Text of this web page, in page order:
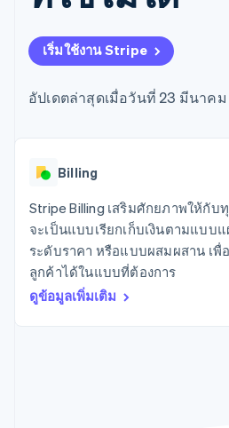
มากกว่า 125
รายการ
Authorization
ยกระดับการ
รวดเร็วขึ้น
ขายและ VAT
อัตโนมัติ
Revenue
Data
Pipeline
การซิงค์
ข้อมูล
การชำระเงินในแ
การจัดการเงิน
แพลตฟอร์ม
แวดวงครีเอเตอร์
เกม
การบริการ การเดิ
และสันทนาการ
ประกันภัย
สื่อและความบันเทิง
องค์กรไม่แสวงผลก
ภาครัฐ
จัดการการชำระเงิ
เสนอการเรียกเก็บเ
การใช้งาน
รองรับอยู่
จัดเตรียมและจัดก
การเชื่อมต่อการท
แอป
ตัวอย่างโค้ด
บล็อกของนักพัฒนา
สถานะ API
บริษัท
แผนงานผลิตภัณฑ์
การประชุมประจำ
เซสชัน
การติดต่อ
ติดต่อฝ่ายขาย
สมัครเป็นพาร์ทเน
เริ่มใช้งาน Stripe
อัปเดตล่าสุดเมื่อวันที่ 23 มีนาค
Billing
Stripe Billing เสริมศักยภาพให้กับ
จะเป็นแบบเรียกเก็บเงินตามแบบ
ระดับราคา หรือแบบผสมผสาน เ
ลูกค้าได้ในแบบที่ต้องการ
ดูข้อมูลเพิ่มเติม